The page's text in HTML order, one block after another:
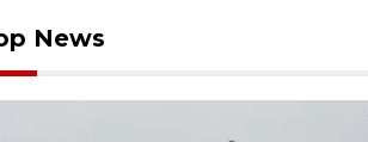
News